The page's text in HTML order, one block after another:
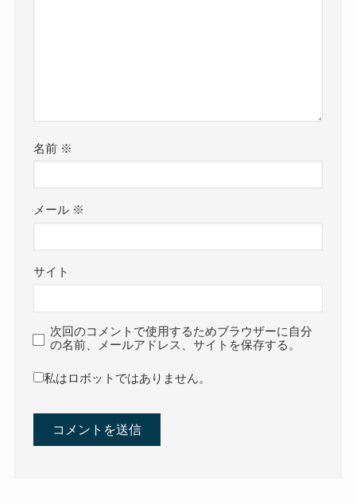
名前 ※
メール ※
サイト
次回のコメントで使用するためブラウザーに自分
の名前、メールアドレス、サイトを保存する。
私はロボットではありません。